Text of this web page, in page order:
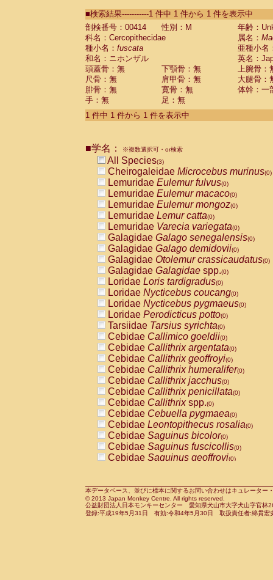
CebidaeSaguinus labiatus(0)
Cebidae Saguinus leucopus (0)
CebidaeSaguinus midas
Cebidae
CebidaeSaguinus nigricollis (0)
Cebidae Saguinus oedipus
Cebidae Saguinus weddelli
Cebidae Saguinusspp.
Cebidae Aotus trivirgatus
Cebidae Cebus albifrons
CebidaeCebus nigrivittatus
CebidaeCebus
CebidaeSaimiri boliviensis(0)
CebidaeSaimiri sciureus(0)
AtelidaeAlouatta caraya(0)
AtelidaeAlouatta fusca(0)
AtelidaeAlouatta seniculus
AtelidaeAlouattaspp.(0)
AtelidaeAteles belzebuth(0)
AtelidaeAteles geoffroyi(0)
AtelidaeAteles paniscus(0)
AtelidaeAtelesspp.(0)
Atelidae Lagothrix lagothricha
AtelidaeLagothrix lagothricha cana
PitheciidaeCacajao calvus
PitheciidaeCallicebus cupreus
PitheciidaeCallicebus donacophilus
PitheciidaeCallicebus moloch
PitheciidaeCallicebus torquatus
PitheciidaeCallicebusspp.(0)
PitheciidaeChiropotes satanas(0)
PitheciidaePithecia monachus
PitheciidaePithecia pithecia(0)
CercopithecidaeCercocebus agilis
CercopithecidaeCercocebus
CercopithecidaeCercocebus
CercopithecidaeCercocebus
CercopithecidaeCercocebus
CercopithecidaeCercocebushybrid
CercopithecidaePapio anubis(0)
CercopithecidaePapio cynocephalus
CercopithecidaePapio hamadryas(0)
■検索結果-----------1 件中 1 件から 1 件を表示中
剖検番号：00414
性別：M
年齢：
科名：Cercopithecidae
属名：
種小名： fuscata
亜種小名
和名：ニホンザル
英名：
頭蓋骨：無
下顎骨：無
上腕骨：
尺骨：無
肩甲骨：無
大腿骨：
腓骨：無
寛骨：無
体幹：一
手：無
足：無
1 件中 1 件から 1 件を表示中
■学名： ※複数選択可・or検索
All Species(3)
Cheirogaleidae Microcebus murinus(0)
Lemuridae Eulemur fulvus(0)
Lemuridae Eulemur macaco(0)
Lemuridae Eulemur mongoz(0)
Lemuridae Lemur catta(0)
Lemuridae Varecia variegata(0)
Galagidae Galago senegalensis(0)
Galagidae Galago demidovii(0)
Galagidae Otolemur crassicaudatus(0)
Galagidae Galagidae spp.(0)
Loridae Loris tardigradus(0)
Loridae Nycticebus coucang(0)
Loridae Nycticebus pygmaeus(0)
Loridae Perodicticus potto(0)
Tarsiidae Tarsius syrichta(0)
Cebidae Callimico goeldii(0)
Cebidae Callithrix argentata(0)
Cebidae Callithrix geoffroyi(0)
Cebidae Callithrix humeralifer(0)
Cebidae Callithrix jacchus(0)
Cebidae Callithrix penicillata(0)
Cebidae Callithrixspp.(0)
Cebidae Cebuella pygmaea(0)
Cebidae Leontopithecus rosalia(0)
Cebidae Saguinus bicolor(0)
Cebidae Saguinus fuscicollis(0)
Cebidae Saguinus geoffroyi(0)
CebidaeSaguinus leucopus(0)
CebidaeSaguinus midas(0)
Cebidae Saguinus mystax(0)
本データベース、並びに標本に関するお問い合わせはキュレータ
© 2013 Japan Monkey Centre. All rights reserved.
公益財団法人日本モンキーセンター 愛知県犬山市大字犬山字官
登録:平成19年5月31日 有効:令和4年5月30日 取扱責任者:綿貫宏